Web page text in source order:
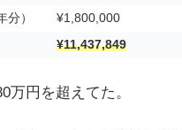
）
¥1,800,000
¥11,437,849
万円を超えてた。